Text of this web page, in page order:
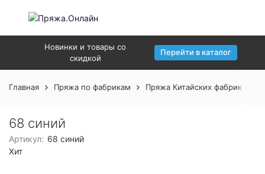
Новинки и товары со
скидкой
Перейти в каталог
Главная Пряжа по фабрикам Пряжа Китайских фабрик
68 синий
Артикул: 68 синий
Хит